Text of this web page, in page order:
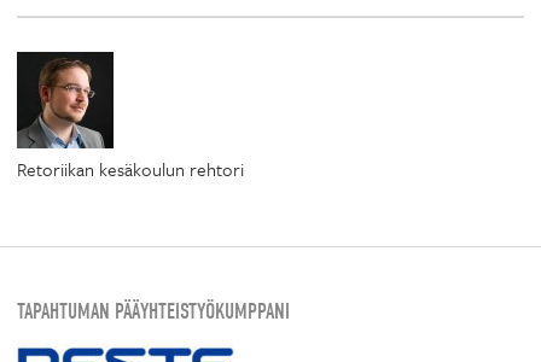
Retoriikan kesäkoulun rehtori
TAPAHTUMAN PÄÄYHTEISTYÖKUMPPANI